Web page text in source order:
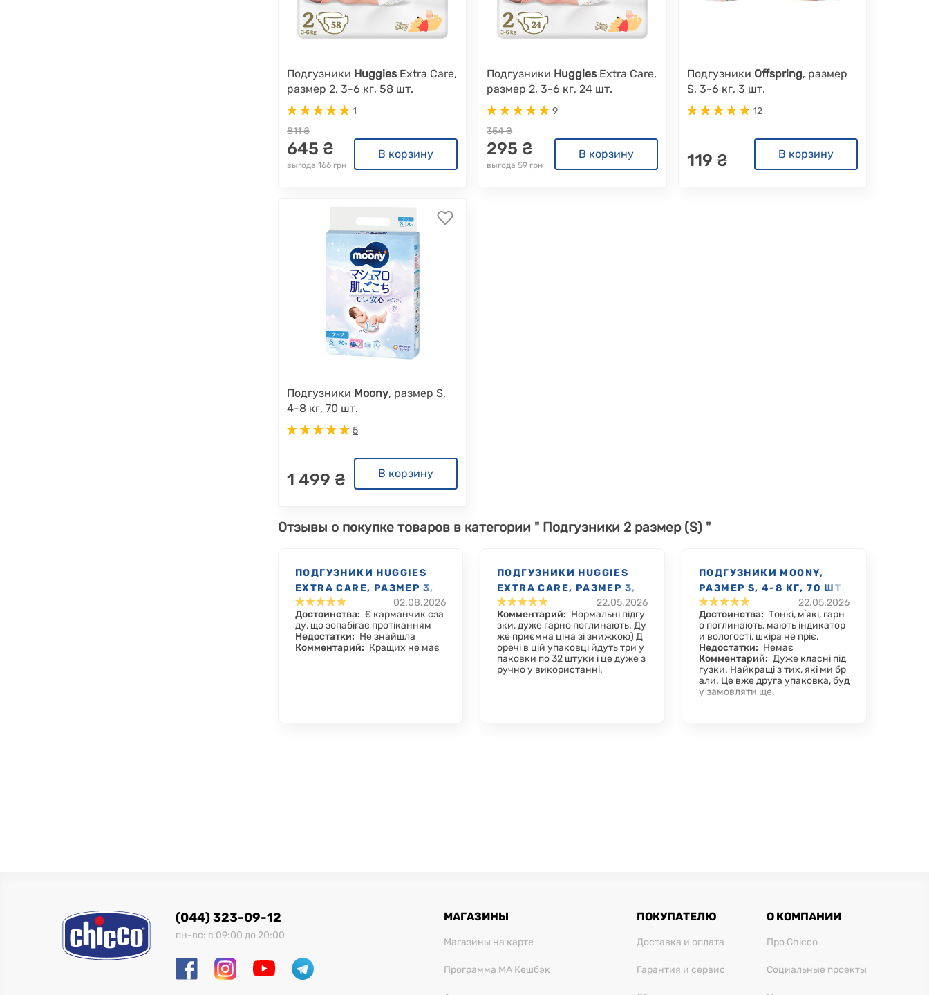
Подгузники Huggies Extra Care,
размер 2, 3-6 кг, 58 шт.
1
811 ₴
645 ₴
выгода 166 грн
В корзину
Подгузники Huggies Extra Care,
размер 2, 3-6 кг, 24 шт.
9
354 ₴
295 ₴
выгода 59 грн
В корзину
Подгузники Offspring, размер
S, 3-6 кг, 3 шт.
12
119 ₴ В корзину
Подгузники Moony, размер S,
4-8 кг, 70 шт.
5
1 499 ₴ В корзину
Отзывы о покупке товаров в категории " Подгузники 2 размер (S) "
ПОДГУЗНИКИ HUGGIES
EXTRA CARE, РАЗМЕР 3,
6-10 КГ, 40 ШТ.
02.08.2026
Достоинства: Є карманчик сза
ду, що зопабігає протіканням
Недостатки: Не знайшла
Комментарий: Кращих не має
ПОДГУЗНИКИ HUGGIES
EXTRA CARE, РАЗМЕР 3,
6-10 КГ, 96 ШТ.
22.05.2026
Комментарий: Нормальні підгу
зки, дуже гарно поглинають. Ду
же приємна ціна зі знижкою) Д
оречі в цій упаковці йдуть три у
паковки по 32 штуки і це дуже з
ручно у використанні.
ПОДГУЗНИКИ MOONY,
РАЗМЕР S, 4-8 КГ, 70 ШТ.
22.05.2026
Достоинства: Тонкі, мʼякі, гарн
о поглинають, мають індикатор
и вологості, шкіра не пріє.
Недостатки: Немає
Комментарий: Дуже класні під
гузки. Найкращі з тих, які ми бр
али. Це вже друга упаковка, буд
у замовляти ще.
(044) 323-09-12
пн-вс: с 09:00 до 20:00
МАГАЗИНЫ
Магазины на карте
Программа МА Кешбэк
ПОКУПАТЕЛЮ
Доставка и оплата
Гарантия и сервис
О КОМПАНИИ
Про Chicco
Социальные проекты